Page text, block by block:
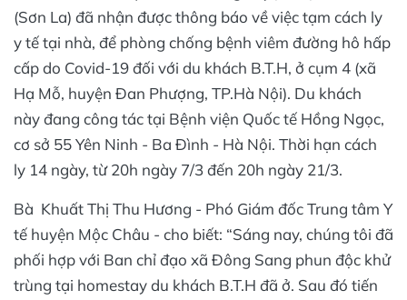
(Sơn La) đã nhận được thông báo về việc tạm cách ly
y tế tại nhà, để phòng chống bệnh viêm đường hô hấp
cấp do Covid-19 đối với du khách B.T.H, ở cụm 4 (xã
Hạ Mỗ, huyện Đan Phượng, TP.Hà Nội). Du khách
này đang công tác tại Bệnh viện Quốc tế Hồng Ngọc,
cơ sở 55 Yên Ninh - Ba Đình - Hà Nội. Thời hạn cách
ly 14 ngày, từ 20h ngày 7/3 đến 20h ngày 21/3.
Bà Khuất Thị Thu Hương - Phó Giám đốc Trung tâm Y
tế huyện Mộc Châu - cho biết: “Sáng nay, chúng tôi đã
phối hợp với Ban chỉ đạo xã Đông Sang phun độc khử
trùng tại homestay du khách B.T.H đã ở. Sau đó tiến